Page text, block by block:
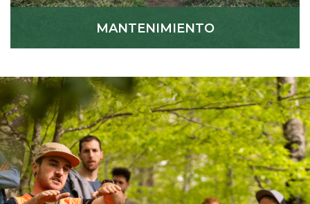
MANTENIMIENTO